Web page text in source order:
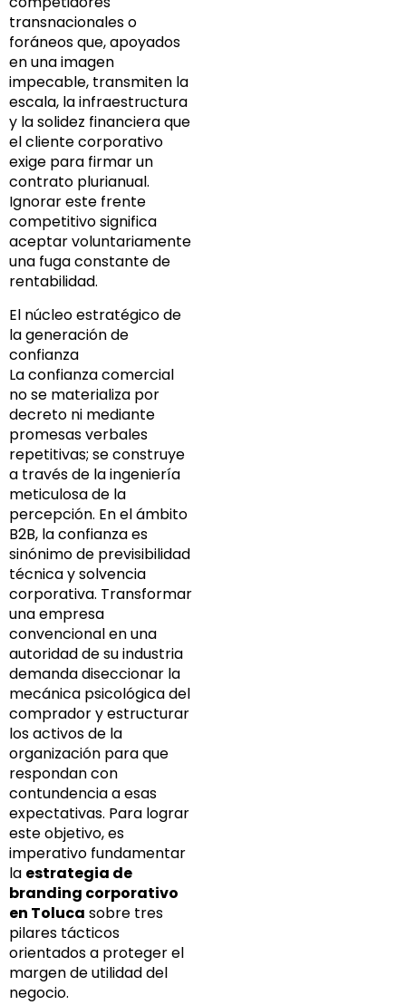
transnacionales o
foráneos que, apoyados
en una imagen
impecable, transmiten la
escala, la infraestructura
y la solidez financiera que
el cliente corporativo
exige para firmar un
contrato plurianual.
Ignorar este frente
competitivo significa
aceptar voluntariamente
una fuga constante de
rentabilidad.
El núcleo estratégico de
la generación de
confianza
La confianza comercial
no se materializa por
decreto ni mediante
promesas verbales
repetitivas; se construye
a través de la ingeniería
meticulosa de la
percepción. En el ámbito
B2B, la confianza es
sinónimo de previsibilidad
técnica y solvencia
corporativa. Transformar
una empresa
convencional en una
autoridad de su industria
demanda diseccionar la
mecánica psicológica del
comprador y estructurar
los activos de la
organización para que
respondan con
contundencia a esas
expectativas. Para lograr
este objetivo, es
imperativo fundamentar
la estrategia de
branding corporativo
en Toluca sobre tres
pilares tácticos
orientados a proteger el
margen de utilidad del
negocio.